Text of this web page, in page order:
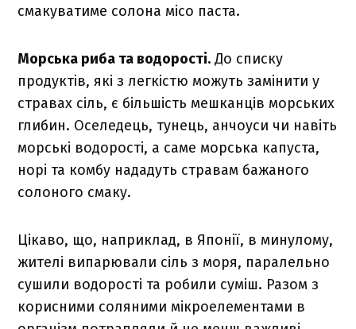
смакуватиме солона місо паста.
Морська риба та водорості. До списку
продуктів, які з легкістю можуть замінити у
стравах сіль, є більшість мешканців морських
глибин. Оселедець, тунець, анчоуси чи навіть
морські водорості, а саме морська капуста,
норі та комбу нададуть стравам бажаного
солоного смаку.
Цікаво, що, наприклад, в Японії, в минулому,
жителі випарювали сіль з моря, паралельно
сушили водорості та робили суміш. Разом з
корисними соляними мікроелементами в